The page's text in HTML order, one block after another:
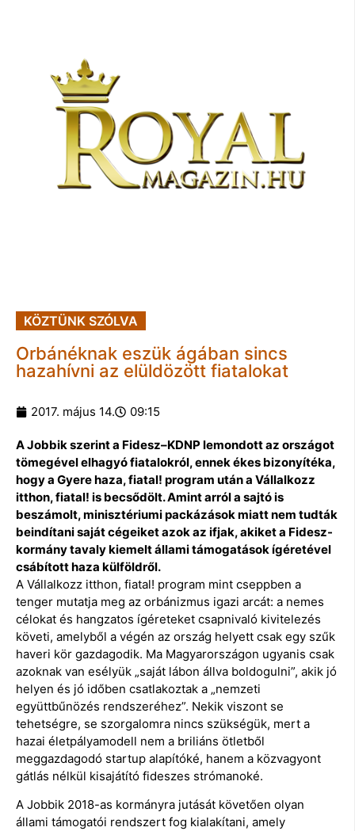
KÖZTÜNK SZÓLVA
Orbánéknak eszük ágában sincs
hazahívni az elüldözött fiatalokat
2017. május 14. 09:15
A Jobbik szerint a Fidesz–KDNP lemondott az országot
tömegével elhagyó fiatalokról, ennek ékes bizonyítéka,
hogy a Gyere haza, fiatal! program után a Vállalkozz
itthon, fiatal! is becsődölt. Amint arról a sajtó is
beszámolt, minisztériumi packázások miatt nem tudták
beindítani saját cégeiket azok az ifjak, akiket a Fidesz-
kormány tavaly kiemelt állami támogatások ígéretével
csábított haza külföldről.
A Vállalkozz itthon, fiatal! program mint cseppben a
tenger mutatja meg az orbánizmus igazi arcát: a nemes
célokat és hangzatos ígéreteket csapnivaló kivitelezés
követi, amelyből a végén az ország helyett csak egy szűk
haveri kör gazdagodik. Ma Magyarországon ugyanis csak
azoknak van esélyük „saját lábon állva boldogulni”, akik jó
helyen és jó időben csatlakoztak a „nemzeti
együttbűnözés rendszeréhez”. Nekik viszont se
tehetségre, se szorgalomra nincs szükségük, mert a
hazai életpályamodell nem a briliáns ötletből
meggazdagodó startup alapítóké, hanem a közvagyont
gátlás nélkül kisajátító fideszes strómanoké.
A Jobbik 2018-as kormányra jutását követően olyan
állami támogatói rendszert fog kialakítani, amely